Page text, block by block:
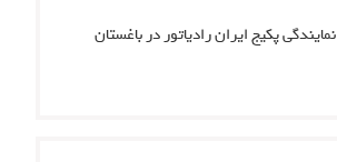
نمایندگی پکیج ایران رادیاتور در باغستان